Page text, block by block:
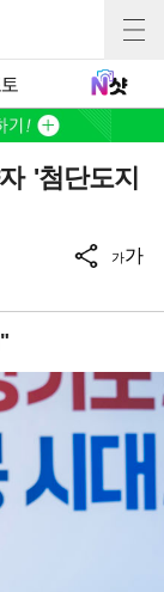
'첨단도지
가가